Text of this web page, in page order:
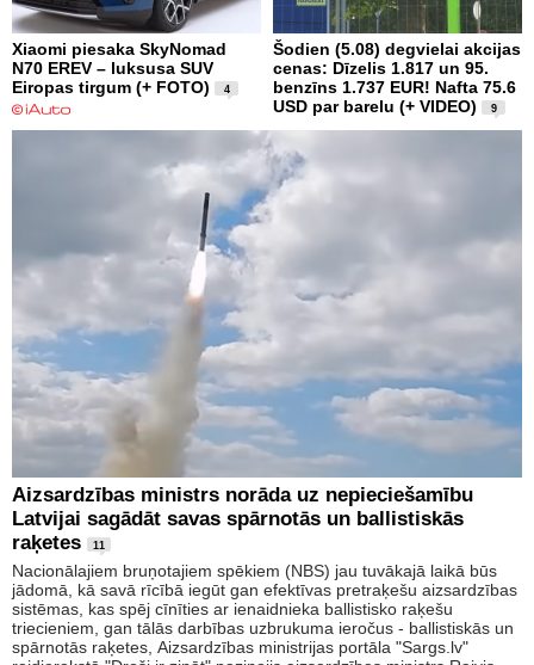
Xiaomi piesaka SkyNomad
N70 EREV – luksusa SUV
Eiropas tirgum (+ FOTO)
4
Šodien (5.08) degvielai akcijas
cenas: Dīzelis 1.817 un 95.
benzīns 1.737 EUR! Nafta 75.6
USD par barelu (+ VIDEO)
9
Aizsardzības ministrs norāda uz nepieciešamību
Latvijai sagādāt savas spārnotās un ballistiskās
raķetes
11
Nacionālajiem bruņotajiem spēkiem (NBS) jau tuvākajā laikā būs
jādomā, kā savā rīcībā iegūt gan efektīvas pretraķešu aizsardzības
sistēmas, kas spēj cīnīties ar ienaidnieka ballistisko raķešu
triecieniem, gan tālās darbības uzbrukuma ieročus - ballistiskās un
spārnotās raķetes, Aizsardzības ministrijas portāla "Sargs.lv"